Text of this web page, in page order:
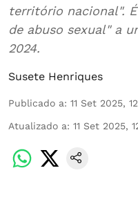
território nacional".
de abuso sexual" a
2024.
Susete Henriques
Publicado a: 11 Set 2025,
Atualizado a: 11 Set 2025,